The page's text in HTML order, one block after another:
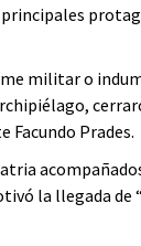
militar o
Facundo Prades.
la llegada de